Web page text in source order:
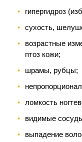
гипергидроз
сухость,
возрастные
птоз кожи;
шрамы, рубцы;
ломкость
видимые
выпадение